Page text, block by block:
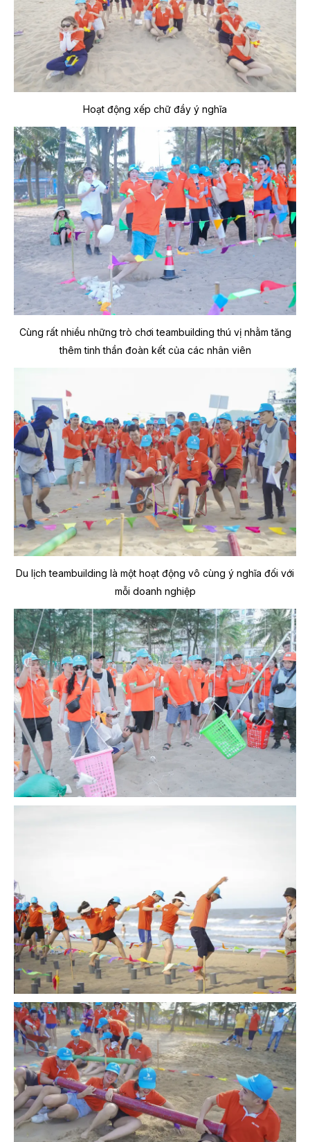
Hoạt động xếp chữ đầy ý nghĩa
Cùng rất nhiều những trò chơi teambuilding thú vị nhằm tăng
thêm tinh thần đoàn kết của các nhân viên
Du lịch teambuilding là một hoạt động vô cùng ý nghĩa đối với
mỗi doanh nghiệp